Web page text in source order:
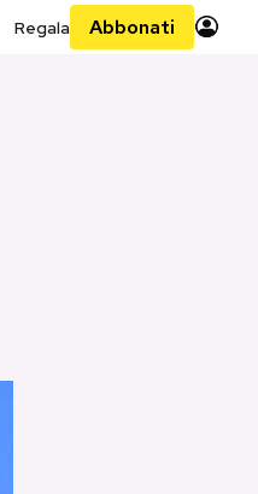
Regala Abbonati